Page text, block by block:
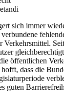
sich immer
öffentlichen
dass die
guten